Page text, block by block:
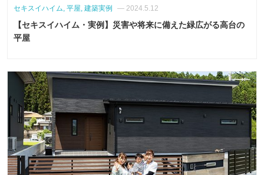
セキスイハイム, 平屋, 建築実例 — 2024.5.12
【セキスイハイム・実例】災害や将来に備えた緑広がる高台の
平屋